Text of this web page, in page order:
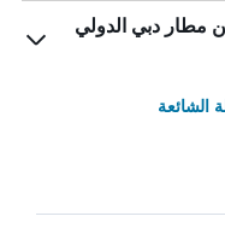
مطار دبي الدولي
الشائعة